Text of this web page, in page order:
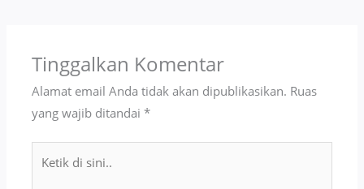
Tinggalkan Komentar
Alamat email Anda tidak akan dipublikasikan. Ruas
yang wajib ditandai*